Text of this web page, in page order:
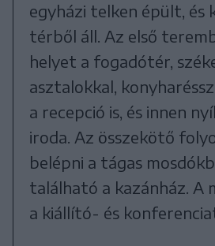
egyházi telken épült, és
térből áll. Az első
helyet a fogadótér,
asztalokkal,
a recepció is, és innen
iroda. Az összekötő
belépni a tágas
található a kazánház. A
a kiállító- és